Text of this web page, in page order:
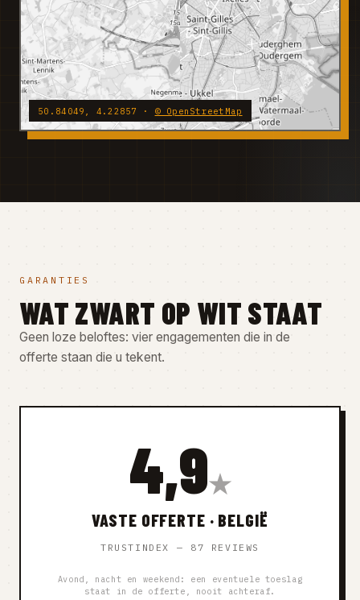
50.84049, 4.22857 · © OpenStreetMap
GARANTIES
WAT ZWART OP WIT STAAT
Geen loze beloftes: vier engagementen die in de
offerte staan die u tekent.
4,9★
VASTE OFFERTE · BELGIË
TRUSTINDEX — 87 REVIEWS
Avond, nacht en weekend: een eventuele toeslag
staat in de offerte, nooit achteraf.